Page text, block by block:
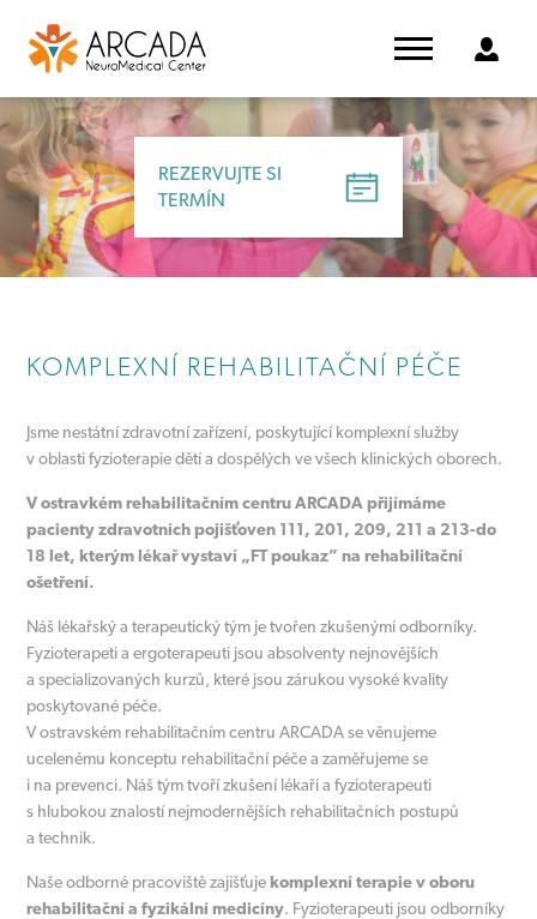
REZERVUJTE SI
TERMÍN
KOMPLEXNÍ REHABILITAČNÍ PÉČE
Jsme nestátní zdravotní zařízení, poskytující komplexní služby
v oblasti fyzioterapie dětí a dospělých ve všech klinických oborech.
V ostravkém rehabilitačním centru ARCADA přijímáme
pacienty zdravotních pojišťoven 111, 201, 209, 211 a 213-do
18 let, kterým lékař vystaví „FT poukaz” na rehabilitační
ošetření.
Náš lékařský a terapeutický tým je tvořen zkušenými odborníky.
Fyzioterapeti a ergoterapeuti jsou absolventy nejnovějších
a specializovaných kurzů, které jsou zárukou vysoké kvality
poskytované péče.
V ostravském rehabilitačním centru ARCADA se věnujeme
ucelenému konceptu rehabilitační péče a zaměřujeme se
i na prevenci. Náš tým tvoří zkušení lékaři a fyzioterapeuti
s hlubokou znalostí nejmodernějších rehabilitačních postupů
a technik.
Naše odborné pracoviště zajišťuje komplexní terapie v oboru
rehabilitační a fyzikální medicíny. Fyzioterapeuti jsou odborníky